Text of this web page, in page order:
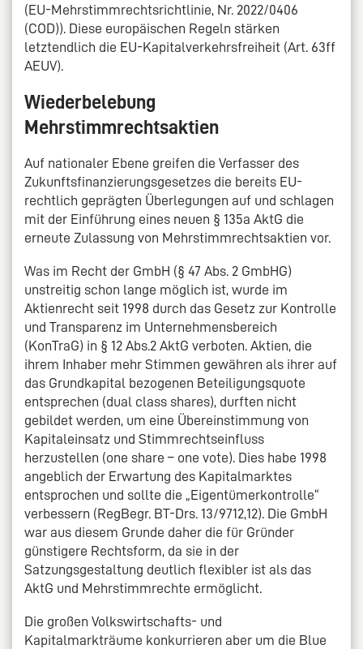
(EU-Mehrstimmrechtsrichtlinie, Nr. 2022/0406
(COD)). Diese europäischen Regeln stärken
letztendlich die EU-Kapitalverkehrsfreiheit (Art. 63ff
AEUV).
Wiederbelebung
Mehrstimmrechtsaktien
Auf nationaler Ebene greifen die Verfasser des
Zukunftsfinanzierungsgesetzes die bereits EU-
rechtlich geprägten Überlegungen auf und schlagen
mit der Einführung eines neuen § 135a AktG die
erneute Zulassung von Mehrstimmrechtsaktien vor.
Was im Recht der GmbH (§ 47 Abs. 2 GmbHG)
unstreitig schon lange möglich ist, wurde im
Aktienrecht seit 1998 durch das Gesetz zur Kontrolle
und Transparenz im Unternehmensbereich
(KonTraG) in § 12 Abs.2 AktG verboten. Aktien, die
ihrem Inhaber mehr Stimmen gewähren als ihrer auf
das Grundkapital bezogenen Beteiligungsquote
entsprechen (dual class shares), durften nicht
gebildet werden, um eine Übereinstimmung von
Kapitaleinsatz und Stimmrechtseinfluss
herzustellen (one share – one vote). Dies habe 1998
angeblich der Erwartung des Kapitalmarktes
entsprochen und sollte die „Eigentümerkontrolle“
verbessern (RegBegr. BT-Drs. 13/9712,12). Die GmbH
war aus diesem Grunde daher die für Gründer
günstigere Rechtsform, da sie in der
Satzungsgestaltung deutlich flexibler ist als das
AktG und Mehrstimmrechte ermöglicht.
Die großen Volkswirtschafts- und
Kapitalmarkträume konkurrieren aber um die Blue